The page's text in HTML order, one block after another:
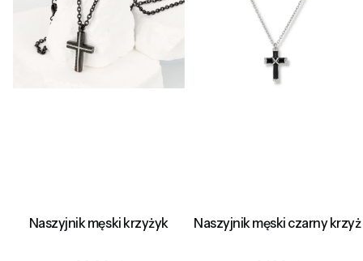
Naszyjnik męski krzyżyk Naszyjnik męski czarny krzyż